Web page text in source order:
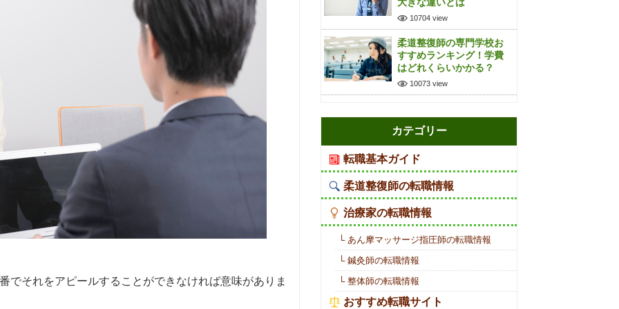
でそれをアピールすることができなければ意味がありま
10704 view
柔道整復師の専門学校お
すすめランキング！学費
はどれくらいかかる？
10073 view
カテゴリー
転職基本ガイド
柔道整復師の転職情報
治療家の転職情報
└ あん摩マッサージ指圧師の転職情報
└ 鍼灸師の転職情報
└ 整体師の転職情報
おすすめ転職サイト